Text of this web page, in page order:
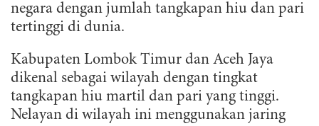
negara dengan jumlah tangkapan hiu dan pari
tertinggi di dunia.
Kabupaten Lombok Timur dan Aceh Jaya
dikenal sebagai wilayah dengan tingkat
tangkapan hiu martil dan pari yang tinggi.
Nelayan di wilayah ini menggunakan jaring